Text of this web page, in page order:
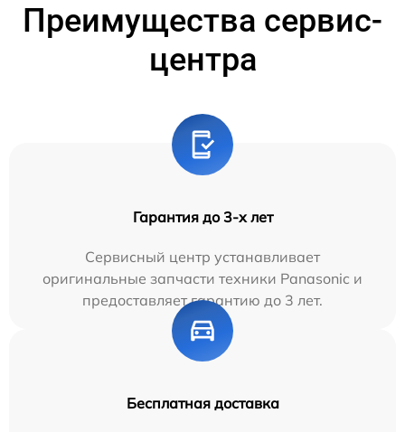
Преимущества сервис-
центра
Гарантия до 3-х лет
Сервисный центр устанавливает
оригинальные запчасти техники Panasonic и
предоставляет гарантию до 3 лет.
Бесплатная доставка